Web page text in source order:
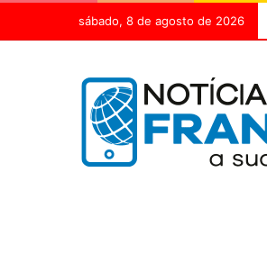
sábado, 8 de agosto de 2026